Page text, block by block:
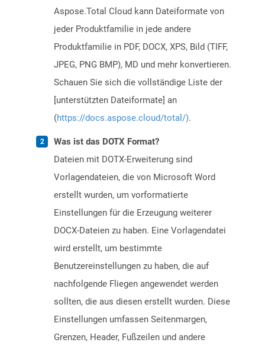
Aspose.Total Cloud kann Dateiformate von
jeder Produktfamilie in jede andere
Produktfamilie in PDF, DOCX, XPS, Bild (TIFF,
JPEG, PNG BMP), MD und mehr konvertieren.
Schauen Sie sich die vollständige Liste der
[unterstützten Dateiformate] an
(https://docs.aspose.cloud/total/).
Was ist das DOTX Format?
Dateien mit DOTX-Erweiterung sind
Vorlagendateien, die von Microsoft Word
erstellt wurden, um vorformatierte
Einstellungen für die Erzeugung weiterer
DOCX-Dateien zu haben. Eine Vorlagendatei
wird erstellt, um bestimmte
Benutzereinstellungen zu haben, die auf
nachfolgende Fliegen angewendet werden
sollten, die aus diesen erstellt wurden. Diese
Einstellungen umfassen Seitenmargen,
Grenzen, Header, Fußzeilen und andere